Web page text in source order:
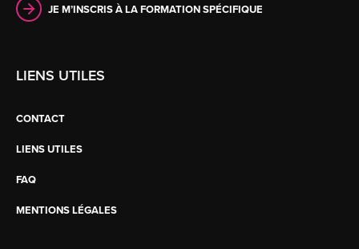
JE M’INSCRIS À LA FORMATION SPÉCIFIQUE
LIENS UTILES
CONTACT
LIENS UTILES
FAQ
MENTIONS LÉGALES